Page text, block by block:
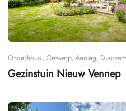
Onderhoud, Ontwerp, Aanleg,
Gezinstuin Nieuw Vennep